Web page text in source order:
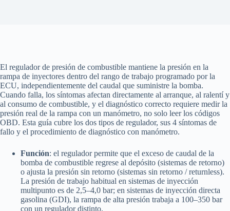
El regulador de presión de combustible mantiene la presión en la
rampa de inyectores dentro del rango de trabajo programado por la
ECU, independientemente del caudal que suministre la bomba.
Cuando falla, los síntomas afectan directamente al arranque, al ralentí y
al consumo de combustible, y el diagnóstico correcto requiere medir la
presión real de la rampa con un manómetro, no solo leer los códigos
OBD. Esta guía cubre los dos tipos de regulador, sus 4 síntomas de
fallo y el procedimiento de diagnóstico con manómetro.
Función: el regulador permite que el exceso de caudal de la
bomba de combustible regrese al depósito (sistemas de retorno)
o ajusta la presión sin retorno (sistemas sin retorno / returnless).
La presión de trabajo habitual en sistemas de inyección
multipunto es de 2,5–4,0 bar; en sistemas de inyección directa
gasolina (GDI), la rampa de alta presión trabaja a 100–350 bar
con un regulador distinto.